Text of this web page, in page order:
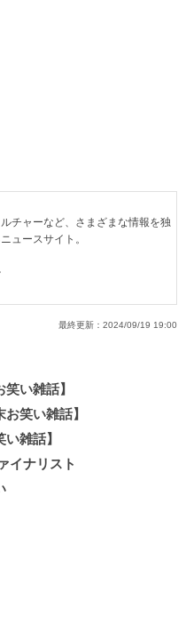
チャーなど、さまざまな情報を独
ュースサイト。
最終更新： 2024/09/19 19:00
い雑話】
笑い雑話】
雑話】
イナリスト